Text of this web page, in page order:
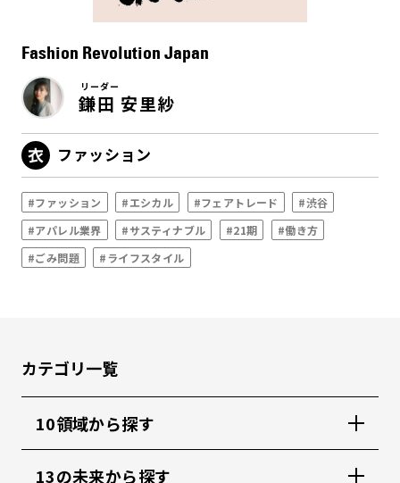
Fashion Revolution Japan
リーダー
鎌田 安里紗
ファッション
#ファッション #エシカル #フェアトレード
#渋谷
#アパレル業界
#サスティナブル #21期
#働き方
#ごみ問題
#ライフスタイル
カテゴリ一覧
10領域から探す
13の未来から探す